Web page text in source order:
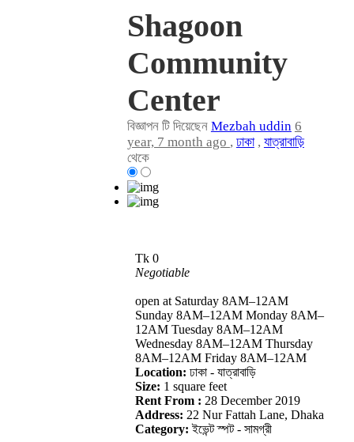
Shagoon
Community
Center
বিজ্ঞাপন টি দিয়েছেন Mezbah uddin 6
year, 7 month ago , ঢাকা, যাত্রাবাড়ি
থেকে
Tk 0
Negotiable
open at Saturday 8AM–12AM
Sunday 8AM–12AM Monday 8AM–
12AM Tuesday 8AM–12AM
Wednesday 8AM–12AM Thursday
8AM–12AM Friday 8AM–12AM
Location: ঢাকা - যাত্রাবাড়ি
Size: 1 square feet
Rent From : 28 December 2019
Address: 22 Nur Fattah Lane, Dhaka
Category:ইভেন্ট স্পট - সামগ্রী